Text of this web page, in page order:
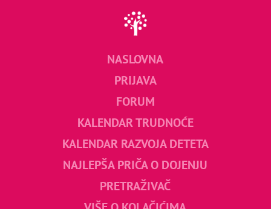
NASLOVNA
PRIJAVA
FORUM
KALENDAR TRUDNOĆE
KALENDAR RAZVOJA DETETA
NAJLEPŠA PRIČA O DOJENJU
PRETRAŽIVAČ